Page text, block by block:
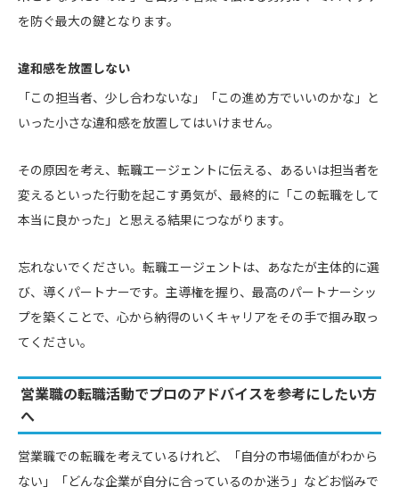
を防ぐ最大の鍵となります。
違和感を放置しない
「この担当者、少し合わないな」「この進め方でいいのかな」と
いった小さな違和感を放置してはいけません。
その原因を考え、転職エージェントに伝える、あるいは担当者を
変えるといった行動を起こす勇気が、最終的に「この転職をして
本当に良かった」と思える結果につながります。
忘れないでください。転職エージェントは、あなたが主体的に選
び、導くパートナーです。主導権を握り、最高のパートナーシッ
プを築くことで、心から納得のいくキャリアをその手で掴み取っ
てください。
営業職の転職活動でプロのアドバイスを参考にしたい方
へ
営業職での転職を考えているけれど、「自分の市場価値がわから
ない」「どんな企業が自分に合っているのか迷う」などお悩みで